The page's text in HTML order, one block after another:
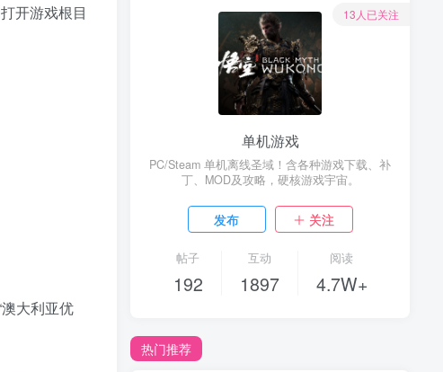
开游戏根目
大利亚优
13人已关注
单机游戏
PC/Steam 单机离线圣域！含各种游戏下载、补
丁、MOD及攻略，硬核游戏宇宙。
发布 关注
帖子
192
互动
1897
阅读
4.7W+
热门推荐